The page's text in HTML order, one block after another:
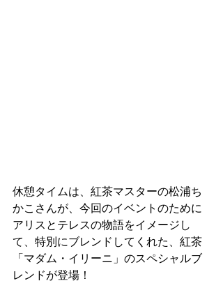
休憩タイムは、紅茶マスターの松浦ち
かこさんが、今回のイベントのために
アリスとテレスの物語をイメージし
て、特別にブレンドしてくれた、紅茶
「マダム・イリーニ」のスペシャルブ
レンドが登場！